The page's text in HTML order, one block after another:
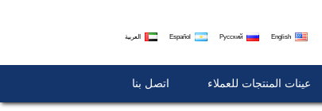
English
Русский
Español العربية
عينات المنتجات للعملاء اتصل بنا